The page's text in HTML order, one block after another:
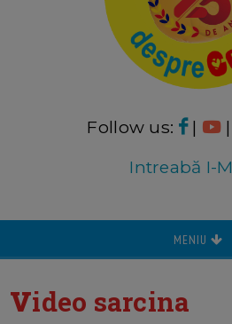
Follow us: | |
Intreabă I-
MENIU
video sarcina